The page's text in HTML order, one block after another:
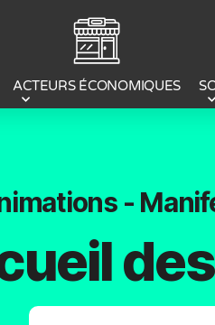
ACTEURS ÉCONOMIQUES
-